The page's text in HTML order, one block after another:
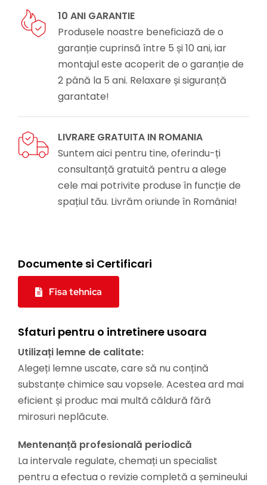
10 ANI GARANTIE
Produsele noastre beneficiază de o
garanție cuprinsă între 5 și 10 ani, iar
montajul este acoperit de o garanție de
2 până la 5 ani. Relaxare și siguranță
garantate!
LIVRARE GRATUITA IN ROMANIA
Suntem aici pentru tine, oferindu-ți
consultanță gratuită pentru a alege
cele mai potrivite produse în funcție de
spațiul tău. Livrăm oriunde în România!
Documente si Certificari
Fisa tehnica
Sfaturi pentru o intretinere usoara
Utilizați lemne de calitate:
Alegeți lemne uscate, care să nu conțină
substanțe chimice sau vopsele. Acestea ard mai
eficient și produc mai multă căldură fără
mirosuri neplăcute.
Mentenanță profesională periodică
La intervale regulate, chemați un specialist
pentru a efectua o revizie completă a șemineului